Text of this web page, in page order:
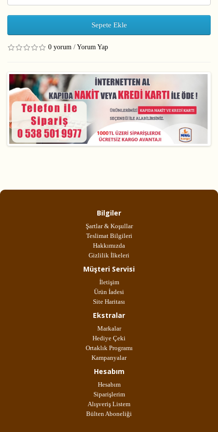
Sepete Ekle
0 yorum / Yorum Yap
Bilgiler
Şartlar & Koşullar
Teslimat Bilgileri
Hakkımızda
Gizlilik İlkeleri
Müşteri Servisi
İletişim
Ürün İadesi
Site Haritası
Ekstralar
Markalar
Hediye Çeki
Ortaklık Programı
Kampanyalar
Hesabım
Hesabım
Siparişlerim
Alışveriş Listem
Bülten Aboneliği